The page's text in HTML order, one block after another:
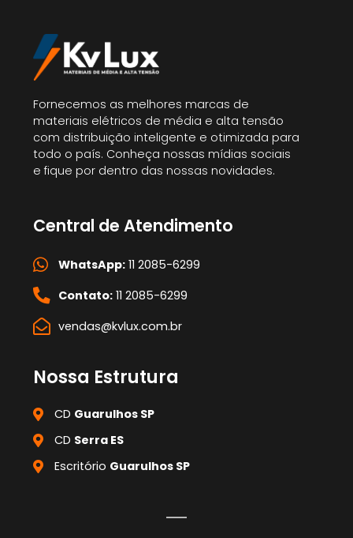
Fornecemos as melhores marcas de
materiais elétricos de média e alta tensão
com distribuição inteligente e otimizada para
todo o país. Conheça nossas mídias sociais
e fique por dentro das nossas novidades.
Central de Atendimento
WhatsApp:11 2085-6299
Contato:11 2085-6299
vendas@kvlux.com.br
Nossa Estrutura
CD Guarulhos SP
CD Serra ES
Escritório Guarulhos SP